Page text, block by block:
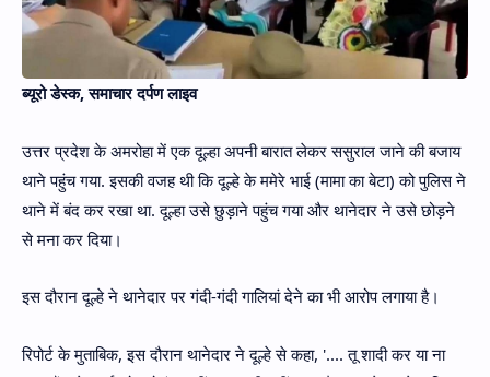
ब्यूरो डेस्क, समाचार दर्पण लाइव
उत्तर प्रदेश के अमरोहा में एक दूल्हा अपनी बारात लेकर ससुराल जाने की बजाय
थाने पहुंच गया. इसकी वजह थी कि दूल्हे के ममेरे भाई (मामा का बेटा) को पुलिस ने
थाने में बंद कर रखा था. दूल्हा उसे छुड़ाने पहुंच गया और थानेदार ने उसे छोड़ने
से मना कर दिया।
इस दौरान दूल्हे ने थानेदार पर गंदी-गंदी गालियां देने का भी आरोप लगाया है।
रिपोर्ट के मुताबिक, इस दौरान थानेदार ने दूल्हे से कहा, '.... तू शादी कर या ना